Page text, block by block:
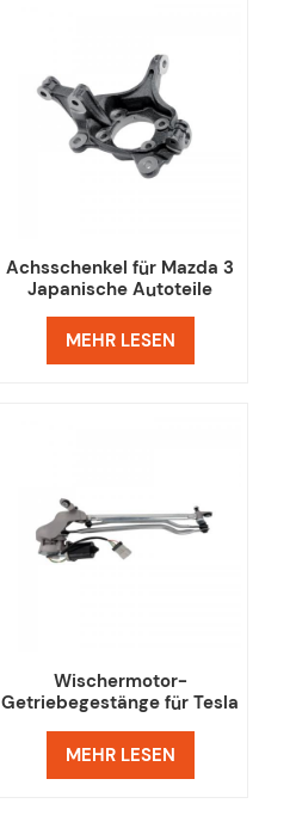
Achsschenkel für Mazda 3
Japanische Autoteile
MEHR LESEN
Wischermotor-
Getriebegestänge für Tesla
MEHR LESEN